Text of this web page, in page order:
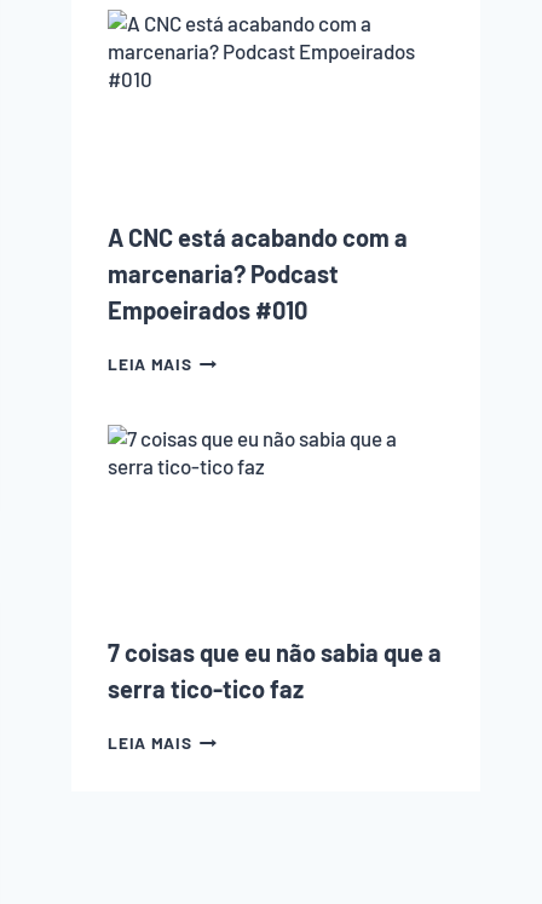
TODO
INICIANTE
NA
DELES)
A CNC está acabando com a
marcenaria? Podcast
Empoeirados #010
LEIA MAISA
ACABANDO
COM
A
7 coisas que eu não sabia que a
serra tico-tico faz
LEIA MAIS7